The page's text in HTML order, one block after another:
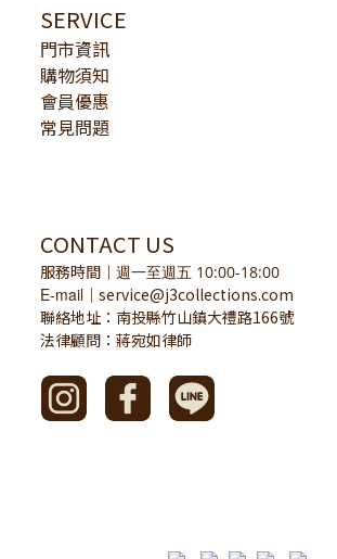
SERVICE
門市資訊
購物須知
會員優惠
常見問題
CONTACT US
服務時間 ｜ 週一至週五 10:00-18:00
E-mail
service@j3collections.com
聯絡地址：南投縣竹山鎮大禮路166號
法律顧問：蔣宛如律師